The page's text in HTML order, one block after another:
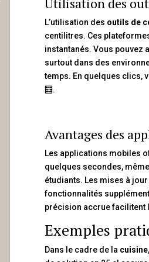
L’utilisation des outils de
centilitres. Ces
instantanés. Vous pouvez
surtout dans des
temps. En quelques clics,
🧮.
Avantages des
Les applications mobiles
quelques secondes,
étudiants. Les mises à
fonctionnalités
précision accrue facilitent
Exemples
Dans le cadre de la cuisine